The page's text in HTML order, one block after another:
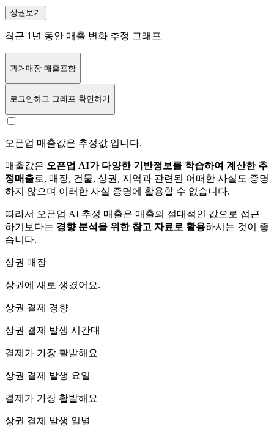
상권보기
최근 1년 동안 매출 변화 추정 그래프
과거매장 매출포함
로그인하고 그래프 확인하기
오픈업 매출값은 추정값 입니다.
매출값은 오픈업 AI가 다양한 기반정보를 학습하여 계산한 추
정매출로, 매장, 건물, 상권, 지역과 관련된 어떠한 사실도 증명
하지 않으며 이러한 사실 증명에 활용할 수 없습니다.
따라서 오픈업 AI 추정 매출은 매출의 절대적인 값으로 접근
하기보다는 경향 분석을 위한 참고 자료로 활용하시는 것이 좋
습니다.
상권 매장
상권에 새로 생겼어요.
상권 결제 경향
상권 결제 발생 시간대
결제가 가장 활발해요
상권 결제 발생 요일
결제가 가장 활발해요
상권 결제 발생 일별